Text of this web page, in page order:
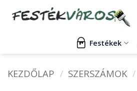
Festékek
KEZDŐLAP / SZERSZÁMOK /